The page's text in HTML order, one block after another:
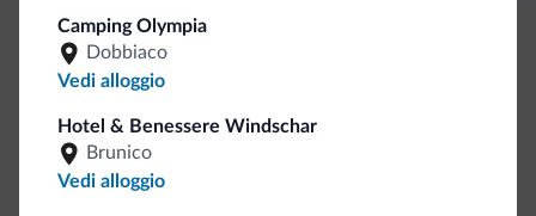
Camping Olympia
Dobbiaco
Vedi alloggio
Hotel & Benessere Windschar
Brunico
Vedi alloggio
Be Original, scopri la nuova collezione
Dolomiti.it!